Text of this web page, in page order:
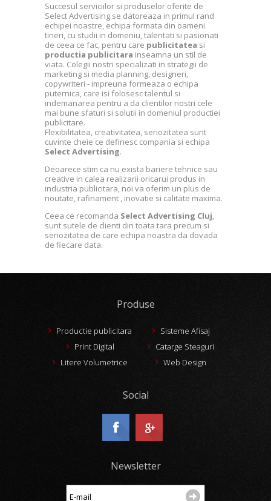
Succesul serviciilor si produselor oferite de
Select Advertising se datoreaza in primul rand
echipei noastre, echipa formata din oameni
tineri, cu studii in domeniu, talentati si pasionati
de ceea ce fac, pentru care publicitatea si
productia publicitara inseamna un stil de
viata. Colegii nostri specializati in strategii de
marketing si media planning, designeri,
copywriteri - impreuna formeaza o echipa
puternica, care isi folosesc talentul si
indemanarea pentru a da clientilor nostri cele
mai bune sfaturi si solutii in domeniul productiei
publicitare.
Flexibilitatea, creativitatea, seriozitatea sunt
cuvinte cheie ce definesc compania si echipa
Select Advertising.
Deoarece stim ca nu exista bariere tehnice sau
creative in calea realizarii oricarui produs in
industria publicitara, noi va oferim un plus de
noutate, rafinament , inovatie si calitate maxima.
Ceea ce recomanda Select Advertising Cluj,
sunt sutele de clienti din toata tara precum si
seriozitatea de care echipa noastra da dovada
de fiecare data.
Produse
Productie publicitara
Sisteme Afisaj
Print Digital
Catarge Steaguri
Litere Volumetrice
Web Design
Social
Newsletter